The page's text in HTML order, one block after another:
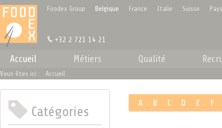
Foodex Group Belgique France Italie Suisse
+32 2 721 14 21
Accueil Métiers Qualité
Vous êtes ici : Accueil
Catégories
A . B . C . D . E . F
.
Panneau de gestion des cookies